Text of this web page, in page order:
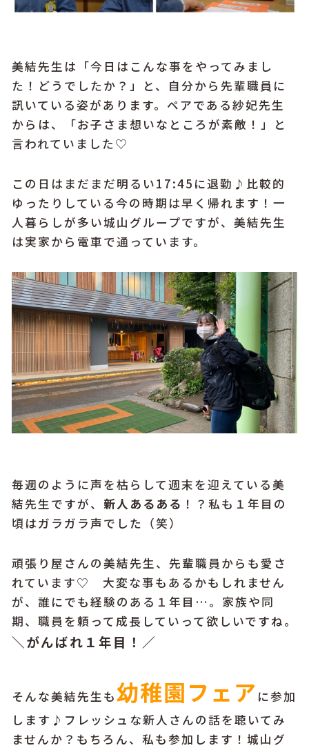
美結先生は「今日はこんな事をやってみまし
た！どうでしたか？」と、自分から先輩職員に
訊いている姿があります。ペアである紗妃先生
からは、「お子さま想いなところが素敵！」と
言われていました♡
この日はまだまだ明るい17:45に退勤♪比較的
ゆったりしている今の時期は早く帰れます！一
人暮らしが多い城山グループですが、美結先生
は実家から電車で通っています。
毎週のように声を枯らして週末を迎えている美
結先生ですが、 新人あるある ！？私も１年目の
頃はガラガラ声でした（笑）
頑張り屋さんの美結先生、先輩職員からも愛さ
れています♡ 大変な事もあるかもしれません
が、誰にでも経験のある１年目…。家族や同
期、職員を頼って成長していって欲しいですね。
＼がんばれ１年目！／
そんな美結先生も幼稚園フェア に参加
します♪フレッシュな新人さんの話を聴いてみ
ませんか？もちろん、私も参加します！城山グ